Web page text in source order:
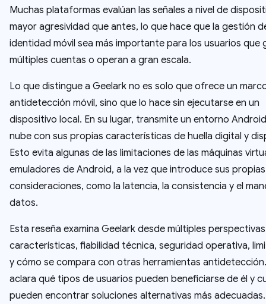
Muchas plataformas evalúan las señales a nivel de
mayor agresividad que antes, lo que hace que la gestión
identidad móvil sea más importante para los usuarios que
múltiples cuentas o operan a gran escala.
Lo que distingue a Geelark no es solo que ofrece un
antidetección móvil, sino que lo hace sin ejecutarse en un
dispositivo local. En su lugar, transmite un entorno
nube con sus propias características de huella digital y
Esto evita algunas de las limitaciones de las máquinas
emuladores de Android, a la vez que introduce sus propias
consideraciones, como la latencia, la consistencia y el
datos.
Esta reseña examina Geelark desde múltiples
características, fiabilidad técnica, seguridad operativa,
y cómo se compara con otras herramientas
aclara qué tipos de usuarios pueden beneficiarse de él y
pueden encontrar soluciones alternativas más adecuadas.